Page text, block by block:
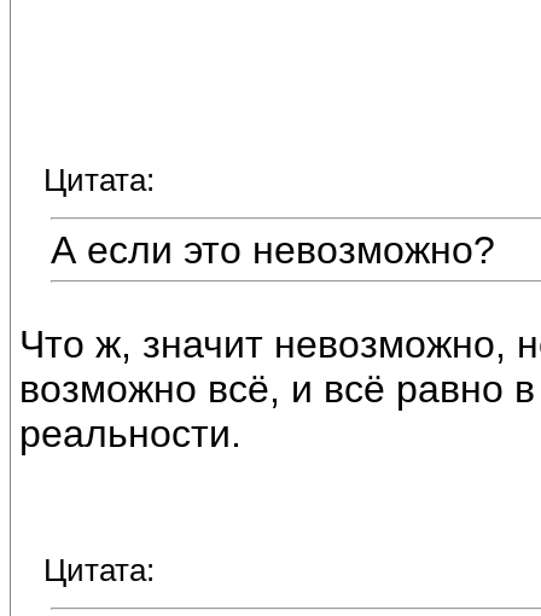
Цитата:
А если это невозможно?
Что ж, значит невозможно,
возможно всё, и всё равно
реальности.
Цитата: